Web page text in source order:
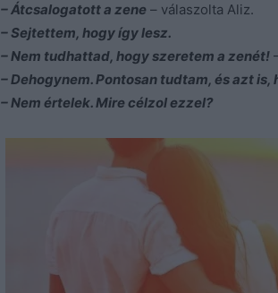
– Átcsalogatott a zene – válaszolta Aliz.
– Sejtettem, hogy így lesz.
– Nem tudhattad, hogy szeretem a zenét!
– Dehogynem. Pontosan tudtam, és azt
– Nem értelek. Mire célzol ezzel?